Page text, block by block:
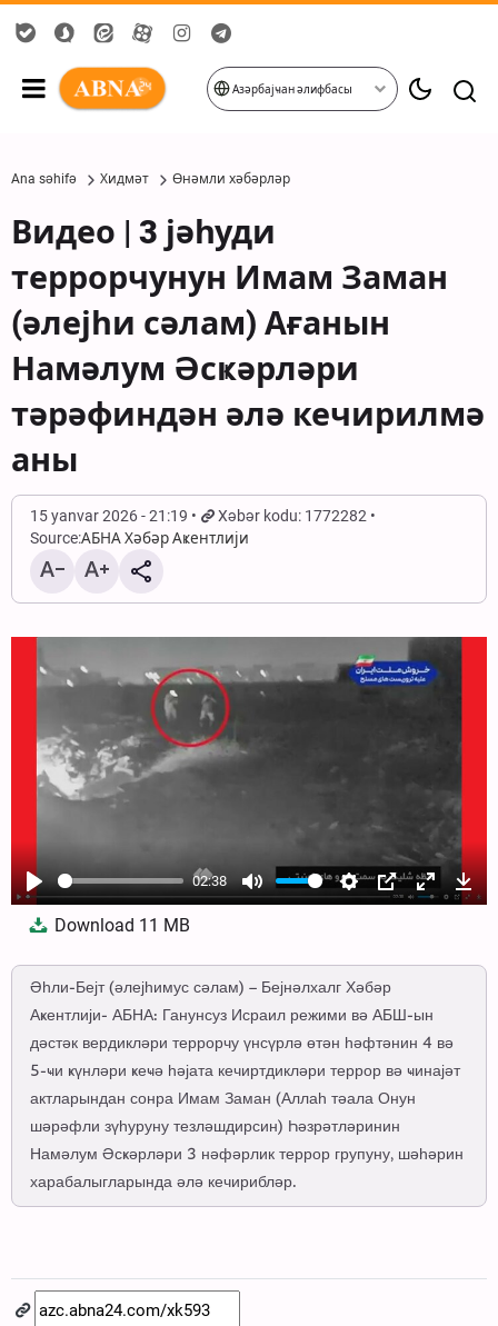
Азәрбајҹан әлифбасы
Ana səhifə Хидмәт Өнәмли хәбәрләр
Видео | 3 јәһуди
террорчунун Имам Заман
(әлејһи сәлам) Ағанын
Намәлум Әсҝәрләри
тәрәфиндән әлә кечирилмә
аны
15 yanvar 2026 - 21:19
Xəbər kodu: 1772282
Source:АБНА Хәбәр Аҝентлији
Play
02:38
Mute Settings
PIP Enter
Download 11 MB
Әһли-Бејт (әлејһимус сәлам) – Бејнәлхалг Хәбәр
Аҝентлији- АБНА: Ганунсуз Исраил режими вә АБШ-ын
дәстәк вердикләри террорчу үнсүрлә өтән һәфтәнин 4 вә
5-ҹи ҝүнләри ҝеҹә һәјата кечиртдикләри террор вә ҹинајәт
актларындан сонра Имам Заман (Аллаһ тәала Онун
шәрәфли зүһуруну тезләшдирсин) Һәзрәтләринин
Намәлум Әсҝәрләри 3 нәфәрлик террор групуну, шәһәрин
харабалыгларында әлә кечирибләр.